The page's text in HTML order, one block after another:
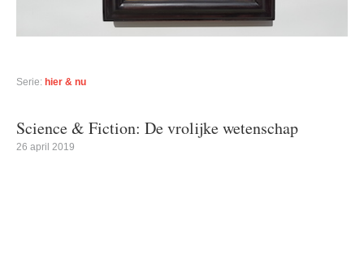
Serie: hier & nu
Science & Fiction: De vrolijke wetenschap
26 april 2019